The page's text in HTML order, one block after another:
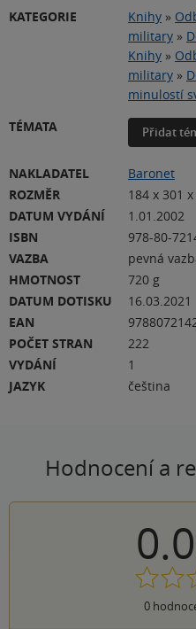
KATEGORIE
Knihy »
military »
Knihy »
military »
minulostí
TÉMATA
Přidat
NAKLADATEL
Baronet
ROZMĚR
184 x 301
DATUM VYDÁNÍ
1.01.2002
ISBN
978-80-
VAZBA
pevná
HMOTNOST
720 g
DATUM DOTISKU
16.03.2021
EAN
POČET STRAN
222
VYDÁNÍ
1
JAZYK
čeština
Hodnocení a
0.0
0